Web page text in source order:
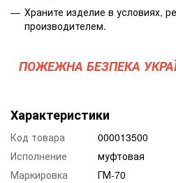
Храните изделие в условиях,
производителем.
ПОЖЕЖНА БЕЗПЕКА
Характеристики
Код товара
000013500
Исполнение
муфтовая
Маркировка
ГМ-70